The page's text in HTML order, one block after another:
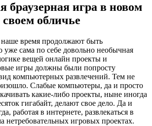
браузерная игра в новом
своем обличье
время продолжают быть
уже сама по себе довольно необычная
вещей онлайн проекты и
игры должны были попросту
компьютерных развлечений. Тем не
Слабые компьютеры, да и просто
какие-либо проекты, ныне иногда
гигабайт, делают свое дело. Да и
работая в интернете, развлекаться в
нетребовательных игровых проектах.